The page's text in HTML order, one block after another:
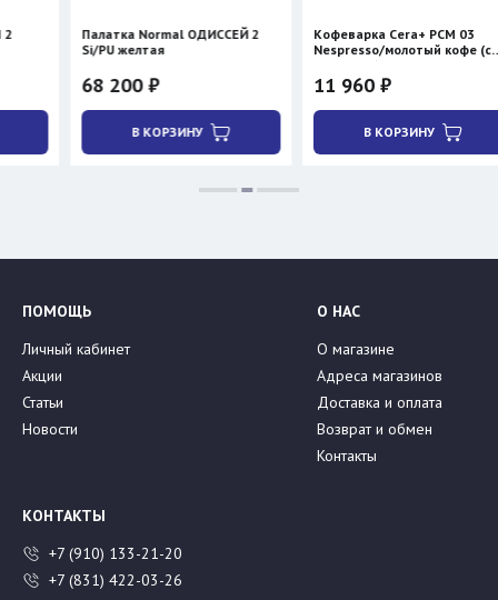
Палатка Normal ОДИССЕЙ 2
Si/PU желтая
68 200 ₽
В КОРЗИНУ
Кофеварка Cera+ PCM 03
Nespresso/молотый кофе (с
11 960 ₽
В КОРЗИНУ
ПОМОЩЬ
Личный кабинет
Акции
Статьи
Новости
О НАС
О магазине
Адреса магазинов
Доставка и оплата
Возврат и обмен
Контакты
КОНТАКТЫ
+7 (910) 133-21-20
+7 (831) 422-03-26